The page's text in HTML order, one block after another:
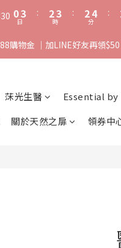
03
2
1
0
日
:
2
1
0
3
2
1
0
時
:
2
1
0
4
3
2
1
分
:
購物金 ｜加LINE好友再領
莯光生醫 Essential
關於天然之扉 領券中